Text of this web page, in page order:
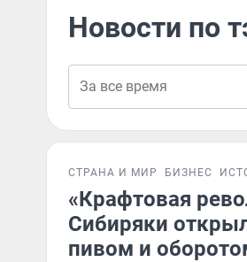
Новости по
СТРАНА И МИР БИЗНЕС
«Крафтовая
Сибиряки
пивом и